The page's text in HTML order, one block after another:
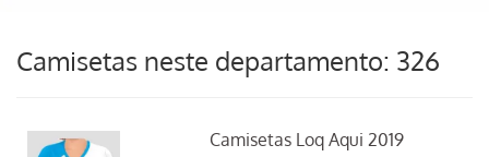
Camisetas neste departamento: 326
Camisetas Loq Aqui 2019